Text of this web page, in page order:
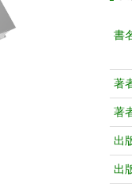
書
著
著
出
出